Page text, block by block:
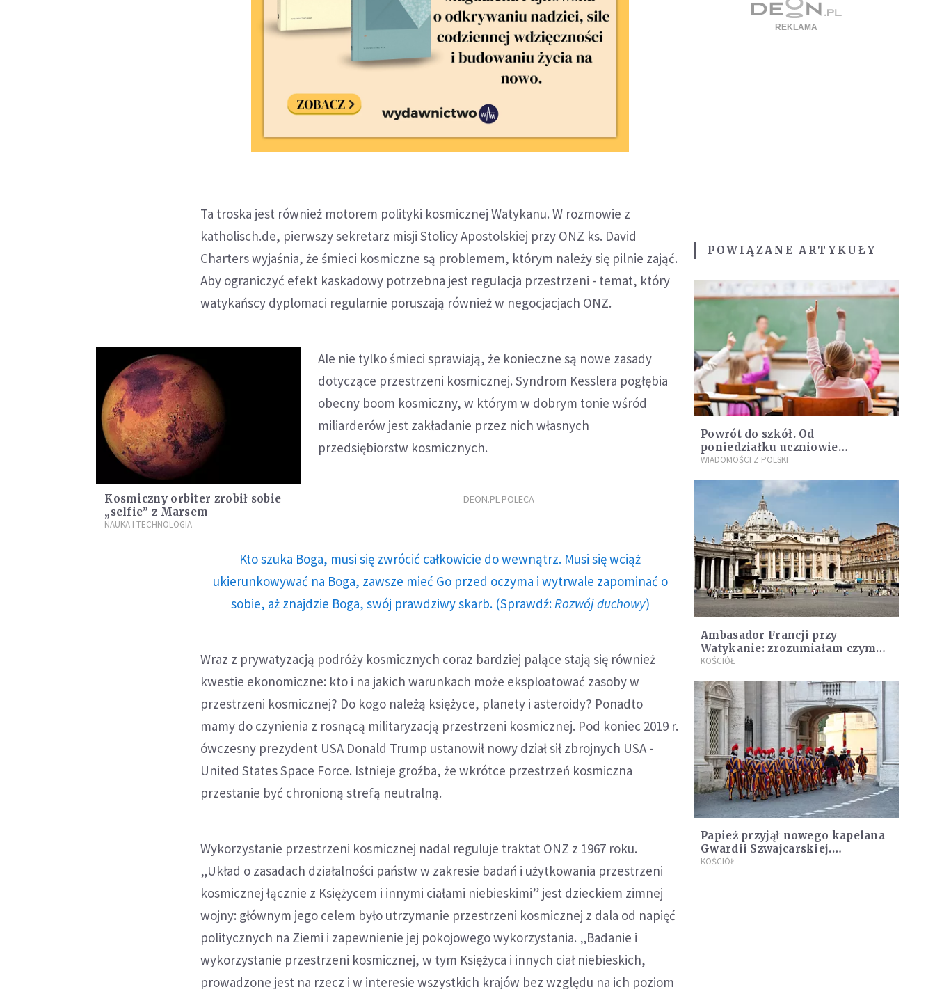
Ta troska jest również motorem polityki kosmicznej Watykanu. W rozmowie z
katholisch.de, pierwszy sekretarz misji Stolicy Apostolskiej przy ONZ ks. David
Charters wyjaśnia, że śmieci kosmiczne są problemem, którym należy się pilnie zająć.
Aby ograniczyć efekt kaskadowy potrzebna jest regulacja przestrzeni - temat, który
watykańscy dyplomaci regularnie poruszają również w negocjacjach ONZ.
Kosmiczny orbiter zrobił sobie
„selfie” z Marsem
NAUKA I TECHNOLOGIA
Ale nie tylko śmieci sprawiają, że konieczne są nowe zasady
dotyczące przestrzeni kosmicznej. Syndrom Kesslera pogłębia
obecny boom kosmiczny, w którym w dobrym tonie wśród
miliarderów jest zakładanie przez nich własnych
przedsiębiorstw kosmicznych.
DEON.PL POLECA
Kto szuka Boga, musi się zwrócić całkowicie do wewnątrz. Musi się wciąż
ukierunkowywać na Boga, zawsze mieć Go przed oczyma i wytrwale zapominać o
sobie, aż znajdzie Boga, swój prawdziwy skarb. (Sprawdź: Rozwój duchowy)
Wraz z prywatyzacją podróży kosmicznych coraz bardziej palące stają się również
kwestie ekonomiczne: kto i na jakich warunkach może eksploatować zasoby w
przestrzeni kosmicznej? Do kogo należą księżyce, planety i asteroidy? Ponadto
mamy do czynienia z rosnącą militaryzacją przestrzeni kosmicznej. Pod koniec 2019 r.
ówczesny prezydent USA Donald Trump ustanowił nowy dział sił zbrojnych USA -
United States Space Force. Istnieje groźba, że wkrótce przestrzeń kosmiczna
przestanie być chronioną strefą neutralną.
Wykorzystanie przestrzeni kosmicznej nadal reguluje traktat ONZ z 1967 roku.
„Układ o zasadach działalności państw w zakresie badań i użytkowania przestrzeni
kosmicznej łącznie z Księżycem i innymi ciałami niebieskimi” jest dzieckiem zimnej
wojny: głównym jego celem było utrzymanie przestrzeni kosmicznej z dala od napięć
politycznych na Ziemi i zapewnienie jej pokojowego wykorzystania. „Badanie i
wykorzystanie przestrzeni kosmicznej, w tym Księżyca i innych ciał niebieskich,
prowadzone jest na rzecz i w interesie wszystkich krajów bez względu na ich poziom
POWIĄZANE ARTYKUŁY
Powrót do szkół. Od
poniedziałku uczniowie
przechodzą na naukę stacjonarną
WIADOMOŚCI Z POLSKI
Ambasador Francji przy
Watykanie: zrozumiałam czym
jest Kościół
KOŚCIÓŁ
Papież przyjął nowego kapelana
Gwardii Szwajcarskiej.
Rozmawiał z nim m.in. o
KOŚCIÓŁ